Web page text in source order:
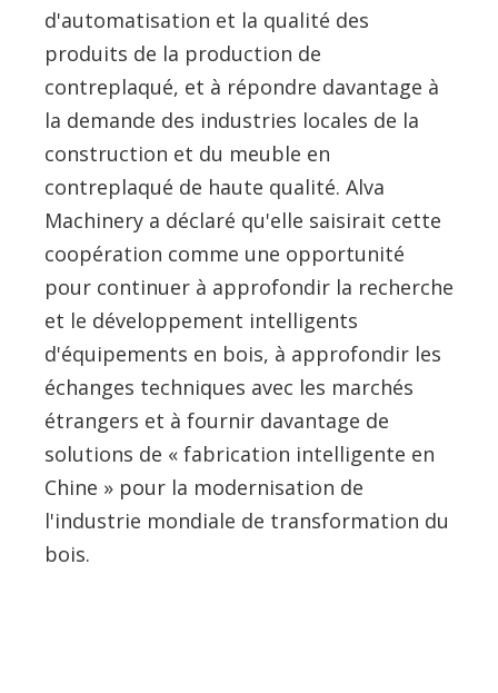
d'automatisation et la qualité des
produits de la production de
contreplaqué, et à répondre davantage à
la demande des industries locales de la
construction et du meuble en
contreplaqué de haute qualité. Alva
Machinery a déclaré qu'elle saisirait cette
coopération comme une opportunité
pour continuer à approfondir la recherche
et le développement intelligents
d'équipements en bois, à approfondir les
échanges techniques avec les marchés
étrangers et à fournir davantage de
solutions de « fabrication intelligente en
Chine » pour la modernisation de
l'industrie mondiale de transformation du
bois.